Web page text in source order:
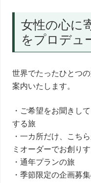
女性の心に
をプロデュ
世界でたったひとつ
案内いたします。
・ご希望をお聞きし
する旅
・一カ所だけ、こち
ミオーダーでお創り
・通年プランの旅
・季節限定の企画募